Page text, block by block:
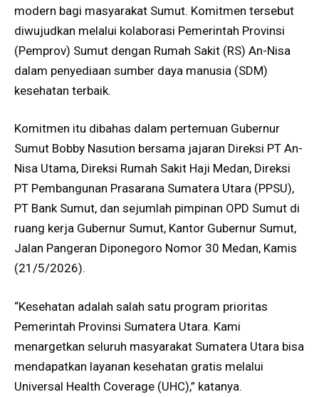
modern bagi masyarakat Sumut. Komitmen tersebut
diwujudkan melalui kolaborasi Pemerintah Provinsi
(Pemprov) Sumut dengan Rumah Sakit (RS) An-Nisa
dalam penyediaan sumber daya manusia (SDM)
kesehatan terbaik.
Komitmen itu dibahas dalam pertemuan Gubernur
Sumut Bobby Nasution bersama jajaran Direksi PT An-
Nisa Utama, Direksi Rumah Sakit Haji Medan, Direksi
PT Pembangunan Prasarana Sumatera Utara (PPSU),
PT Bank Sumut, dan sejumlah pimpinan OPD Sumut di
ruang kerja Gubernur Sumut, Kantor Gubernur Sumut,
Jalan Pangeran Diponegoro Nomor 30 Medan, Kamis
(21/5/2026).
“Kesehatan adalah salah satu program prioritas
Pemerintah Provinsi Sumatera Utara. Kami
menargetkan seluruh masyarakat Sumatera Utara bisa
mendapatkan layanan kesehatan gratis melalui
Universal Health Coverage (UHC),” katanya.